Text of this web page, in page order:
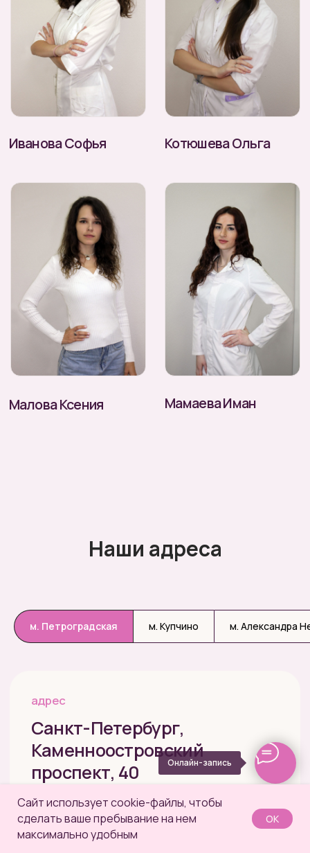
Сайт использует cookie-файлы, чтобы
сделать ваше пребывание на нем
максимально удобным
OК
Онлайн-запись
Наши адреса
м. Петроградская м. Купчино м. Александра